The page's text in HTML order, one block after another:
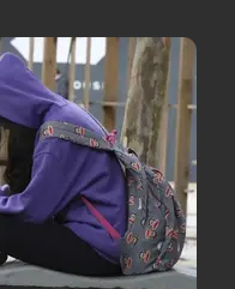
Meio Ambiente
Podcast
Política
Saúde
Tempo